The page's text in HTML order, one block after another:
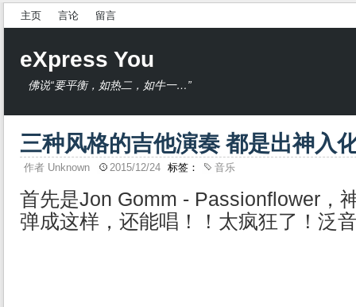
主页 言论 留言
eXpress You
佛说“要平衡，如热二，如牛一…”
三种风格的吉他演奏 都是出神入
作者 Unknown 2015/12/24 标签： 音乐
首先是Jon Gomm - Passionflower，
弹成这样，还能唱！！太疯狂了！泛